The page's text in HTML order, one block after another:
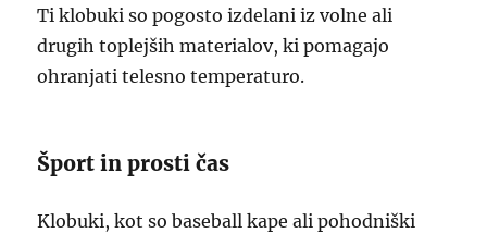
Ti klobuki so pogosto izdelani iz volne ali
drugih toplejših materialov, ki pomagajo
ohranjati telesno temperaturo.
Šport in prosti čas
Klobuki, kot so baseball kape ali pohodniški